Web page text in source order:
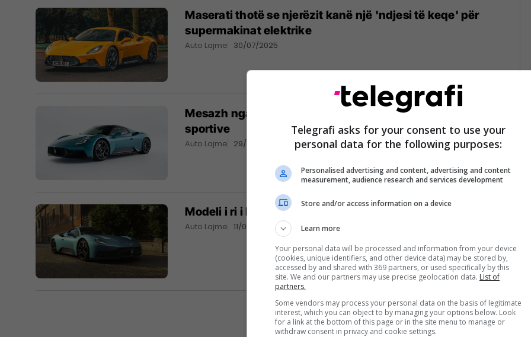
Maserati thotë se njerëzit kanë një 'ndjesi të keqe' për
supermakinat elektrike
Auto Lajme 30/07/2025
Mesazh nga Maserati: Klientët nuk duan vetura elektrike
sportive
Auto Lajme 29/07/2025
Auto Lajme 11/07/2025
Telegrafi asks for your consent to use your
personal data for the following purposes:
Personalised advertising and content, advertising and content
measurement, audience research and services development
Store and/or access information on a device
Learn more
Your personal data will be processed and information from your device
(cookies, unique identifiers, and other device data) may be stored by,
accessed by and shared with 369 partners, or used specifically by this
site. We and our partners may use precise geolocation data. List of
partners.
Some vendors may process your personal data on the basis of legitimate
interest, which you can object to by managing your options below. Look
for a link at the bottom of this page or in the site menu to manage or
withdraw consent in privacy and cookie settings.